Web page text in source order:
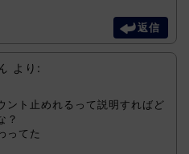
返信
より:
ント止めれるって説明すればど
？
ってた